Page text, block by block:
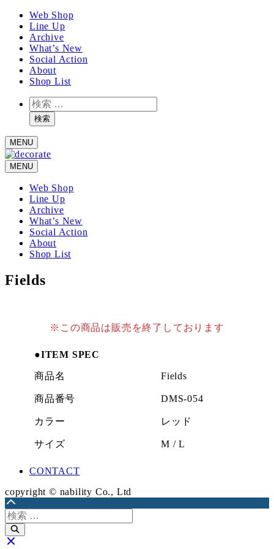
動
Web Shop
Line Up
Archive
What’s New
Social Action
About
Shop List
検
索検索
MENU
MENU
Web Shop
Line Up
Archive
What’s New
Social Action
About
Shop List
Fields
※この商品は販売を終了しております
●ITEM SPEC
商品名 Fields
商品番号 DMS-054
カラー レッド
サイズ M / L
CONTACT
copyright © nability Co., Ltd
検
索